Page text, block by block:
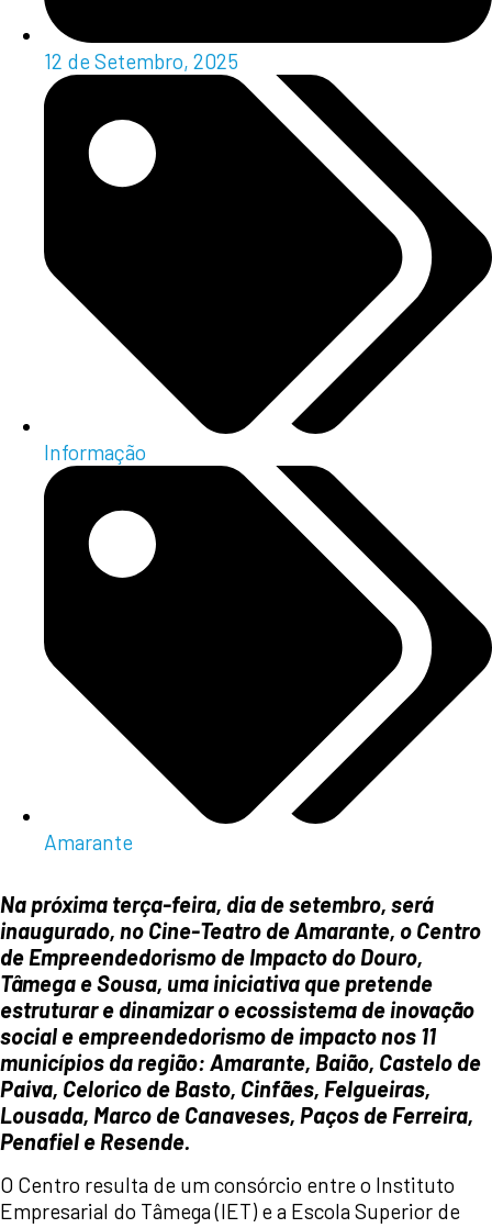
12 de Setembro, 2025
Informação
Amarante
Na próxima terça-feira, dia de setembro, será
inaugurado, no Cine-Teatro de Amarante, o Centro
de Empreendedorismo de Impacto do Douro,
Tâmega e Sousa, uma iniciativa que pretende
estruturar e dinamizar o ecossistema de inovação
social e empreendedorismo de impacto nos 11
municípios da região: Amarante, Baião, Castelo de
Paiva, Celorico de Basto, Cinfães, Felgueiras,
Lousada, Marco de Canaveses, Paços de Ferreira,
Penafiel e Resende.
O Centro resulta de um consórcio entre o Instituto
Empresarial do Tâmega (IET) e a Escola Superior de